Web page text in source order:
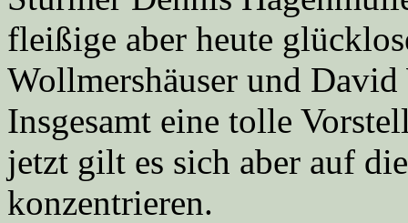
fleißige aber heute
Wollmershäuser und
Insgesamt eine tolle
jetzt gilt es sich aber auf
konzentrieren.